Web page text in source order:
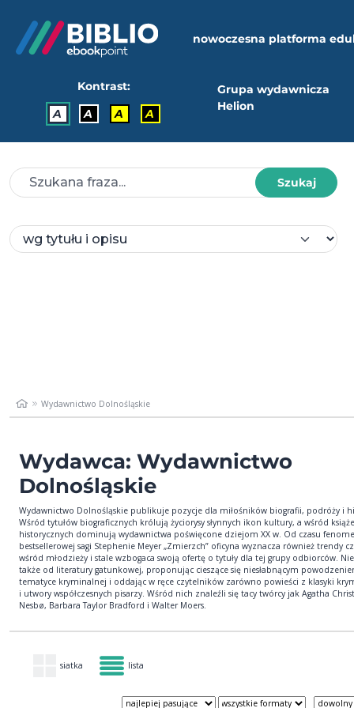
nowoczesna platforma
Kontrast:
A
A A A
Grupa wydawnicza
Helion
Szukaj
Wydawnictwo Dolnośląskie
Wydawca: Wydawnictwo
Dolnośląskie
Wydawnictwo Dolnośląskie publikuje pozycje dla miłośników biografii, podróży i
Wśród tytułów biograficznych królują życiorysy słynnych ikon kultury, a wśród
historycznych dominują wydawnictwa poświęcone dziejom XX w. Od czasu
bestsellerowej sagi Stephenie Meyer „Zmierzch” oficyna wyznacza również trendy
wśród młodzieży i stale wzbogaca swoją ofertę o tytuły dla tej grupy odbiorców.
także od literatury gatunkowej, proponując cieszące się niesłabnącym
tematyce kryminalnej i oddając w ręce czytelników zarówno powieści z klasyki
i utwory współczesnych pisarzy. Wśród nich znaleźli się tacy twórcy jak Agatha
Nesbø, Barbara Taylor Bradford i Walter Moers.
siatka lista